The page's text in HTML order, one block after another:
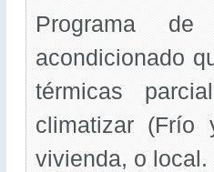
Programa
acondicionado
térmicas
climatizar (Frío
vivienda, o local.